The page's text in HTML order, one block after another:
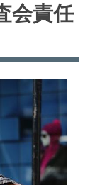
会責任